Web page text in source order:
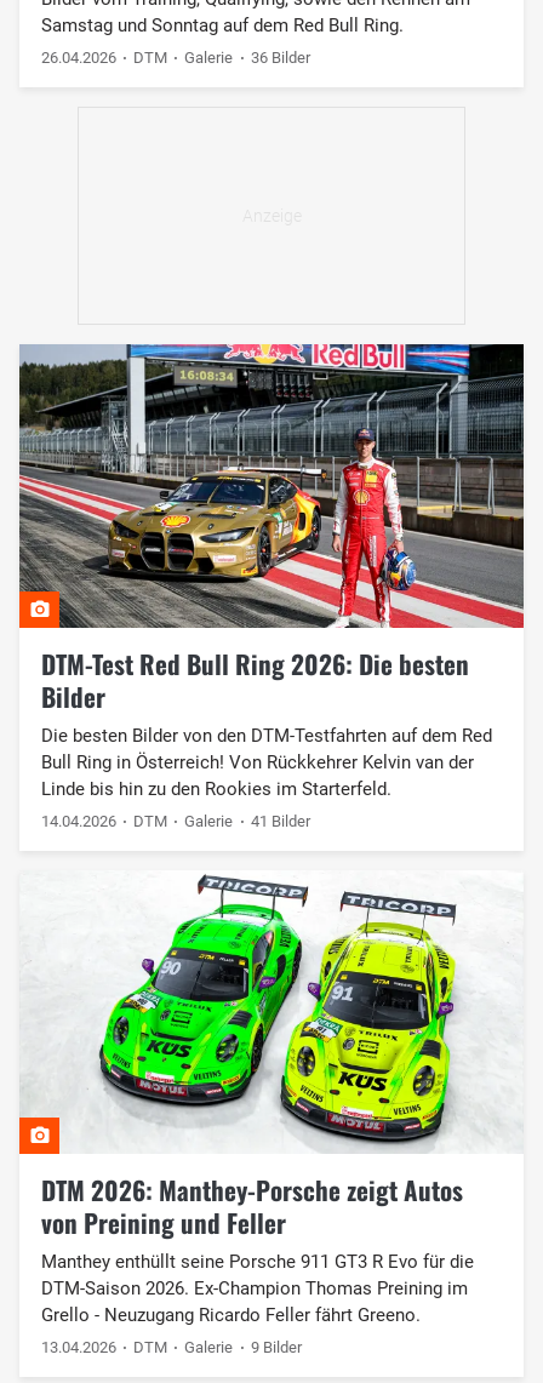
Samstag und Sonntag auf dem Red Bull Ring.
26.04.2026 DTM Galerie 36 Bilder
DTM-Test Red Bull Ring 2026: Die besten
Bilder
Die besten Bilder von den DTM-Testfahrten auf dem Red
Bull Ring in Österreich! Von Rückkehrer Kelvin van der
Linde bis hin zu den Rookies im Starterfeld.
14.04.2026 DTM Galerie 41 Bilder
DTM 2026: Manthey-Porsche zeigt Autos
von Preining und Feller
Manthey enthüllt seine Porsche 911 GT3 R Evo für die
DTM-Saison 2026. Ex-Champion Thomas Preining im
Grello - Neuzugang Ricardo Feller fährt Greeno.
13.04.2026 DTM Galerie 9 Bilder